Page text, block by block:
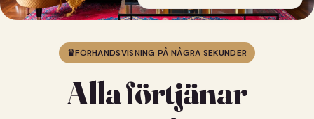
♛FÖRHANDSVISNING PÅ NÅGRA SEKUNDER
Alla förtjänar